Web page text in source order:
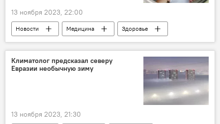
13 ноября 2023, 22:00
Новости Медицина
Здоровье
Общество
Седина
Заболевания
симптом
гормоны
Экология
Проблемы
Климатолог предсказал северу
Евразии необычную зиму
13 ноября 2023, 21:30